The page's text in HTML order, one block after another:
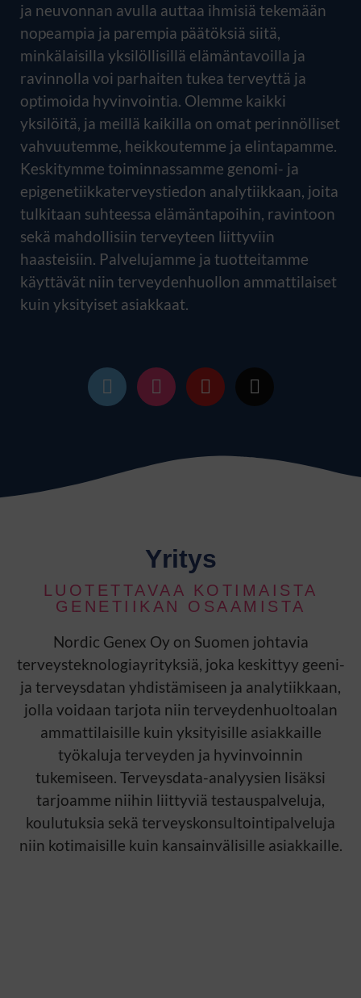
ja neuvonnan avulla auttaa ihmisiä tekemään
nopeampia ja parempia päätöksiä siitä,
minkälaisilla yksilöllisillä elämäntavoilla ja
ravinnolla voi parhaiten tukea terveyttä ja
optimoida hyvinvointia. Olemme kaikki
yksilöitä, ja meillä kaikilla on omat perinnölliset
vahvuutemme, heikkoutemme ja elintapamme.
Keskitymme toiminnassamme genomi- ja
epigenetiikkaterveystiedon analytiikkaan, joita
tulkitaan suhteessa elämäntapoihin, ravintoon
sekä mahdollisiin terveyteen liittyviin
haasteisiin. Palvelujamme ja tuotteitamme
käyttävät niin terveydenhuollon ammattilaiset
kuin yksityiset asiakkaat.
Yritys
LUOTETTAVAA KOTIMAISTA
GENETIIKAN OSAAMISTA
Nordic Genex Oy on Suomen johtavia
terveysteknologiayrityksiä, joka keskittyy geeni-
ja terveysdatan yhdistämiseen ja analytiikkaan,
jolla voidaan tarjota niin terveydenhuoltoalan
ammattilaisille kuin yksityisille asiakkaille
työkaluja terveyden ja hyvinvoinnin
tukemiseen. Terveysdata-analyysien lisäksi
tarjoamme niihin liittyviä testauspalveluja,
koulutuksia sekä terveyskonsultointipalveluja
niin kotimaisille kuin kansainvälisille asiakkaille.